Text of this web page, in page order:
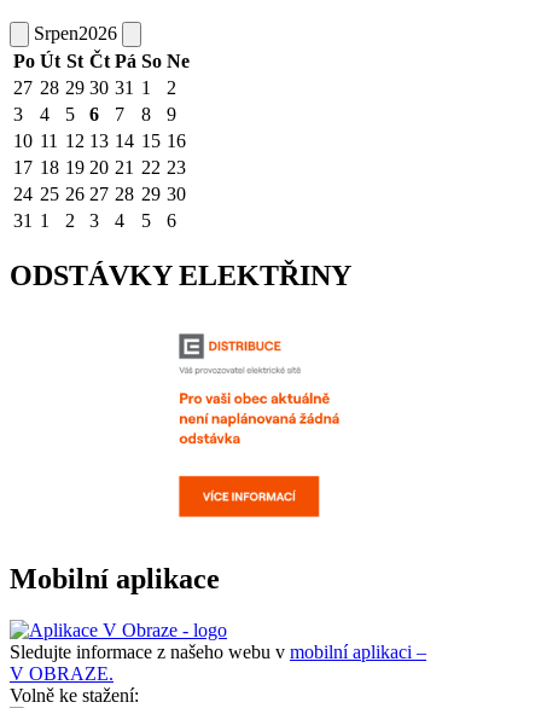
Srpen2026
Po Út St Čt Pá So Ne
27 28 29 30 31 1
2
3
4 5 6 7 8
9
10 11 12 13 14 15 16
17 18 19 20 21 22 23
24 25 26 27 28 29 30
31 1 2 3 4 5 6
ODSTÁVKY ELEKTŘINY
Mobilní aplikace
Sledujte informace z našeho webu v mobilní aplikaci –
V OBRAZE.
Volně ke stažení: